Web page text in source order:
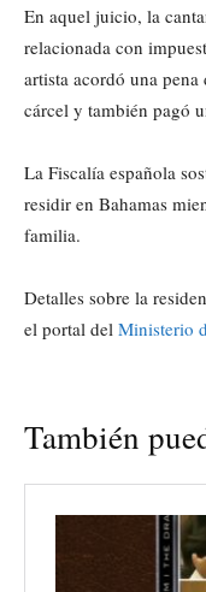
En aquel juicio, la
relacionada con
artista acordó una
cárcel y también pagó
La Fiscalía española
residir en Bahamas
familia.
Detalles sobre la
el portal del Ministerio
También